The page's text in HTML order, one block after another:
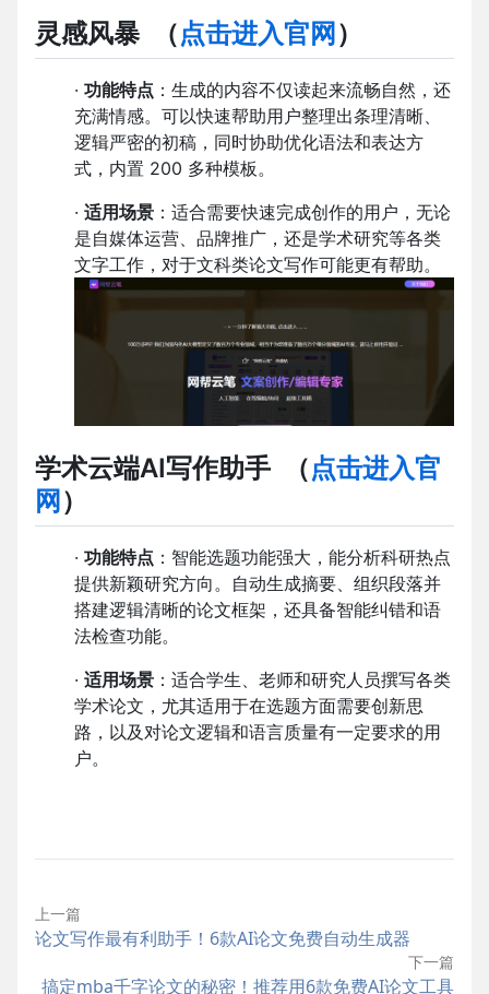
灵感风暴（点击进入官网 ）
· 功能特点 ：生成的内容不仅读起来流畅自然，还
充满情感。可以快速帮助用户整理出条理清晰、
逻辑严密的初稿，同时协助优化语法和表达方
式，内置 200 多种模板。
· 适用场景 ：适合需要快速完成创作的用户，无论
是自媒体运营、品牌推广，还是学术研究等各类
文字工作，对于文科类论文写作可能更有帮助。
学术云端AI写作助手 （点击进入官
网 ）
· 功能特点 ：智能选题功能强大，能分析科研热点
提供新颖研究方向。自动生成摘要、组织段落并
搭建逻辑清晰的论文框架，还具备智能纠错和语
法检查功能。
· 适用场景 ：适合学生、老师和研究人员撰写各类
学术论文，尤其适用于在选题方面需要创新思
路，以及对论文逻辑和语言质量有一定要求的用
户。
上一篇
论文写作最有利助手！6款AI论文免费自动生成器
下一篇
搞定mba千字论文的秘密！推荐用6款免费AI论文工具